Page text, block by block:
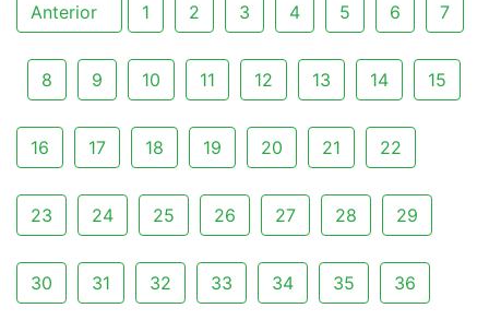
Anterior 1 2 3 4 5 6 7
8 9 10 11 12 13 14 15
16 17 18 19 20 21 22
23 24 25 26 27 28 29
30 31 32 33 34 35 36